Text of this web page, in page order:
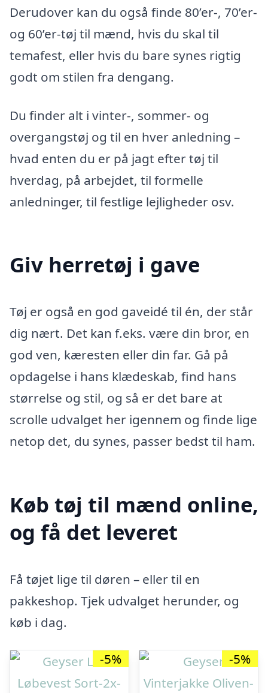
Derudover kan du også finde 80’er-, 70’er-
og 60’er-tøj til mænd, hvis du skal til
temafest, eller hvis du bare synes rigtig
godt om stilen fra dengang.
Du finder alt i vinter-, sommer- og
overgangstøj og til en hver anledning –
hvad enten du er på jagt efter tøj til
hverdag, på arbejdet, til formelle
anledninger, til festlige lejligheder osv.
Giv herretøj i gave
Tøj er også en god gaveidé til én, der står
dig nært. Det kan f.eks. være din bror, en
god ven, kæresten eller din far. Gå på
opdagelse i hans klædeskab, find hans
størrelse og stil, og så er det bare at
scrolle udvalget her igennem og finde lige
netop det, du synes, passer bedst til ham.
Køb tøj til mænd online,
og få det leveret
Få tøjet lige til døren – eller til en
pakkeshop. Tjek udvalget herunder, og
køb i dag.
-5% -5%